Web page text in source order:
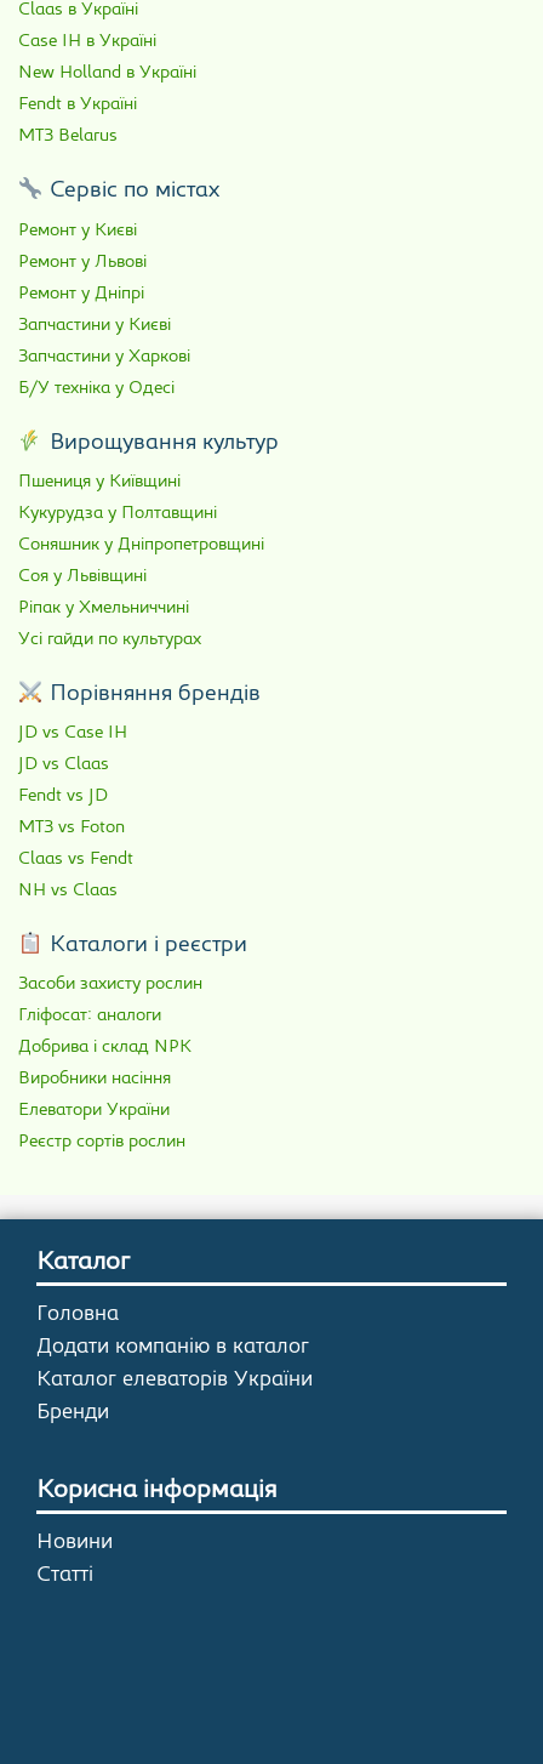
Claas в Україні
Case IH в Україні
New Holland в Україні
Fendt в Україні
МТЗ Belarus
Сервіс по містах
Ремонт у Києві
Ремонт у Львові
Ремонт у Дніпрі
Запчастини у Києві
Запчастини у Харкові
Б/У техніка у Одесі
Вирощування культур
Пшениця у Київщині
Кукурудза у Полтавщині
Соняшник у Дніпропетровщині
Соя у Львівщині
Ріпак у Хмельниччині
Усі гайди по культурах
Порівняння брендів
JD vs Case IH
JD vs Claas
Fendt vs JD
МТЗ vs Foton
Claas vs Fendt
NH vs Claas
Каталоги і реєстри
Засоби захисту рослин
Гліфосат: аналоги
Добрива і склад NPK
Виробники насіння
Елеватори України
Реєстр сортів рослин
Каталог
Головна
Додати компанію в каталог
Каталог елеваторів України
Бренди
Корисна інформація
Новини
Статті